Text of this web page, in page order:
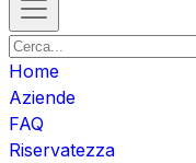
Home
Aziende
FAQ
Riservatezza